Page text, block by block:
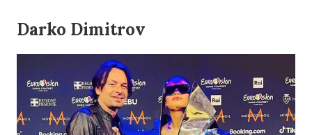
Darko Dimitrov